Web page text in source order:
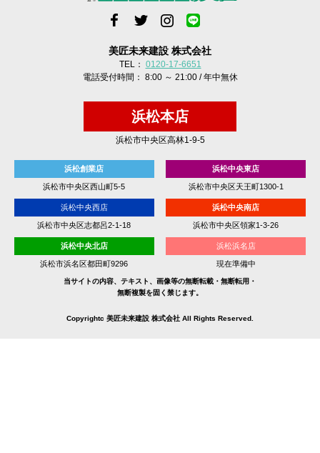
美匠未来建設 株式会社
TEL： 0120-17-6651
電話受付時間： 8:00 ～ 21:00 / 年中無休
浜松本店
浜松市中央区高林1-9-5
浜松創業店
浜松市中央区西山町5-5
浜松中央東店
浜松市中央区天王町1300-1
浜松中央西店
浜松市中央区志都呂2-1-18
浜松中央南店
浜松市中央区領家1-3-26
浜松中央北店
浜松市浜名区都田町9296
浜松浜名店
現在準備中
当サイトの内容、テキスト、画像等の無断転載・無断転用・
無断複製を固く禁じます。
Copyrightc 美匠未来建設 株式会社 All Rights Reserved.